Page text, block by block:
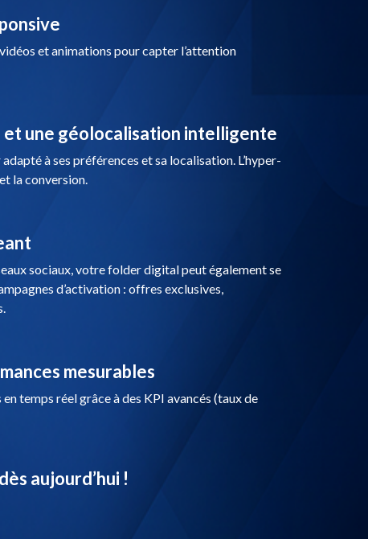
et animations pour capter l’attention
une géolocalisation intelligente
à ses préférences et sa localisation. L’hyper-
la conversion.
sociaux, votre folder digital peut également se
d’activation : offres exclusives,
mesurables
temps réel grâce à des KPI avancés (taux de
aujourd’hui !